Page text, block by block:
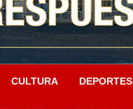
CULTURA DEPORTES